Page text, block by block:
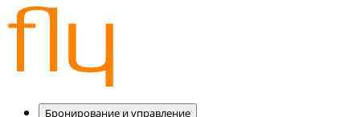
Бронирование и управление